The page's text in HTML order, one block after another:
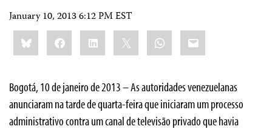
January 10, 2013 6:12 PM EST
Share
this:BlueskyFacebookLinkedIn WhatsApp
Email
Bogotá, 10 de janeiro de 2013 – As autoridades venezuelanas
anunciaram na tarde de quarta-feira que iniciaram um processo
administrativo contra um canal de televisão privado que havia